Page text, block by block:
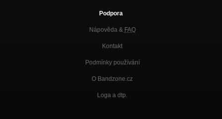
Podpora
Nápověda & FAQ
Kontakt
Podmínky používání
O Bandzone.cz
Loga a dtp.